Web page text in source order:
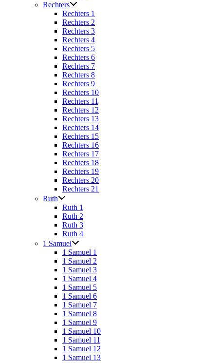
Rechters
Rechters 1
Rechters 2
Rechters 3
Rechters 4
Rechters 5
Rechters 6
Rechters 7
Rechters 8
Rechters 9
Rechters 10
Rechters 11
Rechters 12
Rechters 13
Rechters 14
Rechters 15
Rechters 16
Rechters 17
Rechters 18
Rechters 19
Rechters 20
Rechters 21
Ruth
Ruth 1
Ruth 2
Ruth 3
Ruth 4
1 Samuel
1 Samuel 1
1 Samuel 2
1 Samuel 3
1 Samuel 4
1 Samuel 5
1 Samuel 6
1 Samuel 7
1 Samuel 8
1 Samuel 9
1 Samuel 10
1 Samuel 11
1 Samuel 12
1 Samuel 13